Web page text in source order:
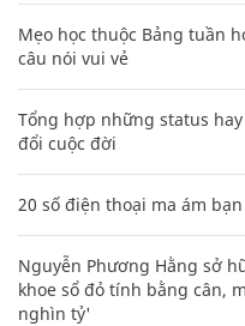
Mẹo học thuộc Bảng tuần
câu nói vui vẻ
Tổng hợp những status
đổi cuộc đời
20 số điện thoại ma ám
Nguyễn Phương Hằng sở
khoe sổ đỏ tính bằng cân,
nghìn tỷ'